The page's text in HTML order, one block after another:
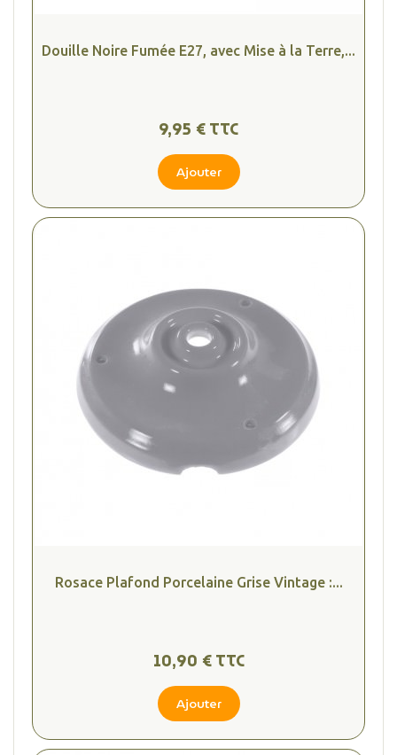
Douille Noire Fumée E27, avec Mise à la Terre,...
9,95 € TTC
Ajouter
Rosace Plafond Porcelaine Grise Vintage :...
10,90 € TTC
Ajouter